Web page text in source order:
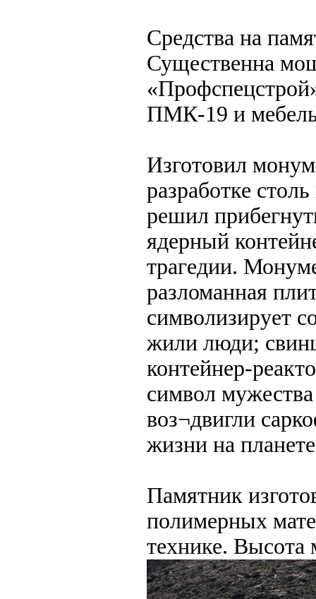
Средства на
Существенна
ПМК-19 и
Изготовил
разработке
решил
ядерный
трагедии.
разломанная
символизирует
жили люди;
контейнер-
символ
воз¬двигли
жизни на
Памятник
полимерных
технике. Высота